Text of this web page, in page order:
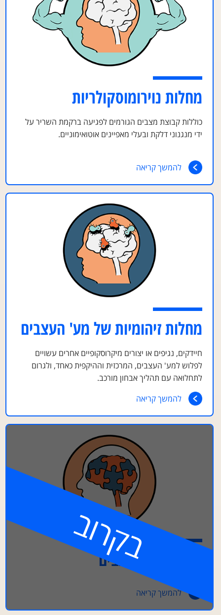
מחלות נוירומוסקולריות
כוללות קבוצת מצבים הגורמים לפגיעה ברקמת השריר על
ידי מנגנוני דלקת ובעלי מאפיינים אוטואימוניים.
להמשך קריאה
מחלות זיהומיות של מע' העצבים
חיידקים, נגיפים או יצורים מיקרוסקופיים אחרים עשויים
לפלוש למע' העצבים, המרכזית וההיקפית כאחד, ולגרום
לתחלואה עם תהליך אבחון מורכב.
להמשך קריאה
מבנה מע' העצבים
להמשך קריאה
בקרוב